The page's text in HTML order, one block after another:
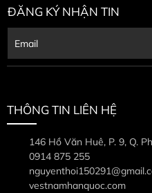
ĐĂNG KÝ NHẬN TIN
THÔNG TIN LIÊN HỆ
146 Hồ Văn Huê, P. 9, Q.
0914 875 255
vestnamhanquoc.com